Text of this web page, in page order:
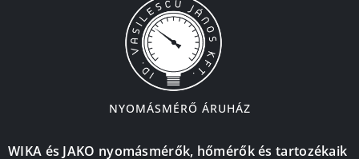
NYOMÁSMÉRŐ ÁRUHÁZ
WIKA és JAKO nyomásmérők, hőmérők és tartozékaik